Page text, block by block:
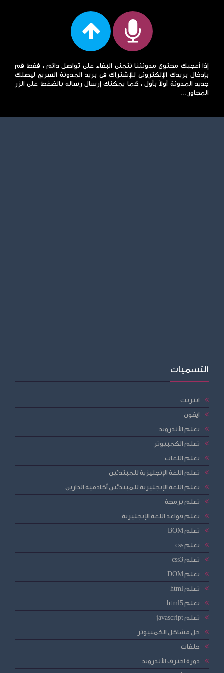
إذا أعجبك محتوى مدونتنا نتمنى البقاء على تواصل دائم ، فقط قم
بإدخال بريدك الإلكتروني للإشتراك في بريد المدونة السريع ليصلك
جديد المدونة أولاً بأول ، كما يمكنك إرسال رساله بالضغط على الزر
المجاور ...
التسميات
انترنت
ايفون
تعلم الأندرويد
تعلم الكمبيوتر
تعلم اللغات
تعلم اللغة الإنجليزية للمبتدئين
تعلم اللغة الإنجليزية للمبتدئين أكادمية الدارين
تعلم برمجة
تعلم قواعد اللغة الإنجليزية
تعلم BOM
تعلم css
تعلم css3
تعلم DOM
تعلم html
تعلم html5
تعلم javascript
حل مشاكل الكمبيوتر
حلقات
دورة احترف الأندرويد